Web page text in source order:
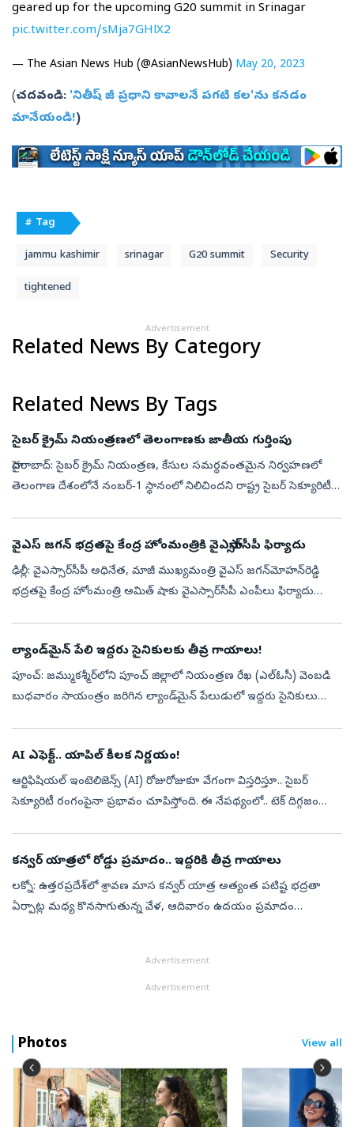
geared up for the upcoming G20 summit in Srinagar
pic.twitter.com/sMja7GHlX2
— The Asian News Hub (@AsianNewsHub) May 20, 2023
(చదవండి: 'నితీష్‌ జీ ప్రధాని కావాలనే పగటి కల'ను కనడం
మానేయండి!)
# Tag
jammu kashimir srinagar G20 summit Security
tightened
Advertisement
Related News By Category
Related News By Tags
సైబర్ క్రైమ్ నియంత్రణలో తెలంగాణకు జాతీయ గుర్తింపు
హైదరాబాద్: సైబర్ క్రైమ్ నియంత్రణ, కేసుల సమర్థవంతమైన నిర్వహణలో
తెలంగాణ దేశంలోనే నంబర్-1 స్థానంలో నిలిచిందని రాష్ట్ర సైబర్ సెక్యూరిటీ
వైఎస్‌ జగన్‌ భద్రతపై కేంద్ర హోంమంత్రికి వైఎస్సార్‌సీపీ ఫిర్యాదు
ఢిల్లీ: వైఎస్సార్‌సీపీ అధినేత, మాజీ ముఖ్యమంత్రి వైఎస్‌ జగన్‌మోహన్‌రెడ్డి
భద్రతపై కేంద్ర హోంమంత్రి అమిత్‌ షాకు వైఎస్సార్‌సీపీ ఎంపీలు ఫిర్యాదు
ల్యాండ్‌మైన్ పేలి ఇద్దరు సైనికులకు తీవ్ర గాయాలు!
పూంచ్: జమ్ముకశ్మీర్‌లోని పూంచ్ జిల్లాలో నియంత్రణ రేఖ (ఎల్‌ఓసీ) వెంబడి
బుధవారం సాయంత్రం జరిగిన ల్యాండ్‌మైన్ పేలుడులో ఇద్దరు సైనికులు
AI ఎఫెక్ట్.. యాపిల్ కీలక నిర్ణయం!
ఆర్టిఫిషియల్ ఇంటెలిజెన్స్ (AI) రోజురోజుకూ వేగంగా విస్తరిస్తూ.. సైబర్
సెక్యూరిటీ రంగంపైనా ప్రభావం చూపిస్తోంది. ఈ నేపథ్యంలో.. టెక్ దిగ్గజం
కన్వర్ యాత్రలో రోడ్డు ప్రమాదం.. ఇద్దరికి తీవ్ర గాయాలు
లక్నో: ఉత్తరప్రదేశ్‌లో శ్రావణ మాస కన్వర్ యాత్ర అత్యంత పటిష్ట భద్రతా
ఏర్పాట్ల మధ్య కొనసాగుతున్న వేళ, ఆదివారం ఉదయం ప్రమాదం
Advertisement
Advertisement
Photos View all